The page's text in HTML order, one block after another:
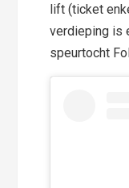
lift (ticket
verdieping is
speurtocht